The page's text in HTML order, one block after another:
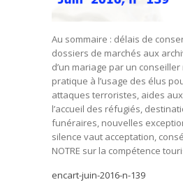
Au sommaire : délais de
dossiers de marchés aux
d’un mariage par un
pratique à l’usage des élus
attaques terroristes, aides
l’accueil des réfugiés,
funéraires, nouvelles
silence vaut acceptation,
NOTRE sur la compétence
encart-juin-2016-n-139